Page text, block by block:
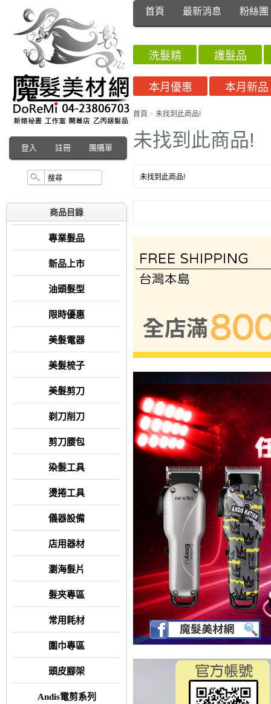
登入 註冊 團購單
首頁 最新消息 粉絲團
商品目錄
專業髮品
新品上市
油頭髮型
限時優惠
美髮電器
美髮梳子
美髮剪刀
剃刀削刀
剪刀腰包
染髮工具
燙捲工具
儀器設備
店用器材
瀏海髮片
髮夾專區
常用耗材
圍巾專區
頭皮腳架
Andis電剪系列
洗髮精
護髮品
本月優惠
本月新品
首頁 > 未找到此商品!
未找到此商品!
未找到此商品!